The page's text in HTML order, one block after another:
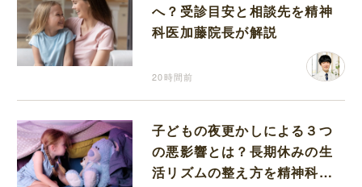
へ？受診目安と相談先を精神
科医加藤院長が解説
20時間前
子どもの夜更かしによる３つ
の悪影響とは？長期休みの生
活リズムの整え方を精神科医